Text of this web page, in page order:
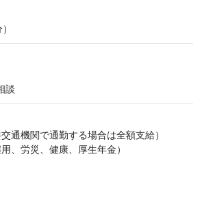
談
通機関で通勤する場合は全額支給）
、労災、健康、厚生年金）